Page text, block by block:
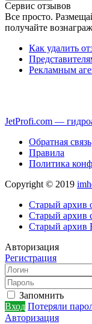
Сервис отзывов
Все просто.
получайте
Как удалить
Рекламным
JetProfi.com —
Обратная связь
Правила
Политика
Copyright © 2019
Старый архив
Старый архив
Старый архив
Авторизация
Регистрация
Запомнить
Вход Потеряли
Авторизация